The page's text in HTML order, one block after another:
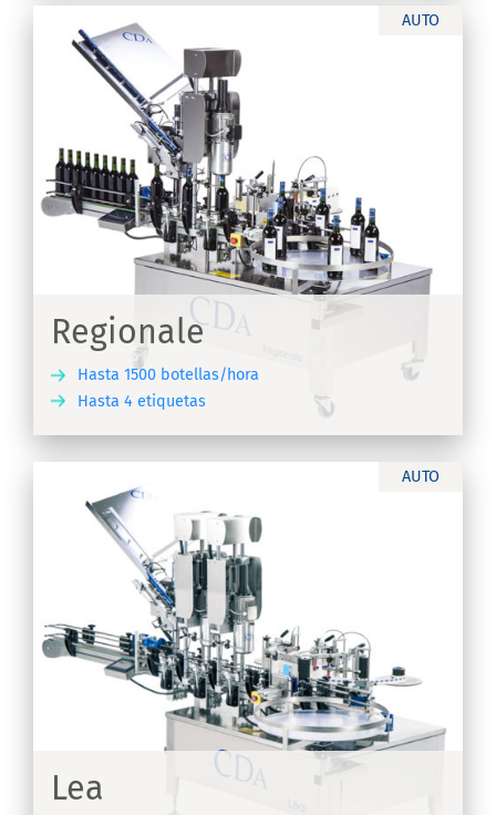
AUTO
Regionale
Hasta 1500 botellas/hora
Hasta 4 etiquetas
AUTO
Lea